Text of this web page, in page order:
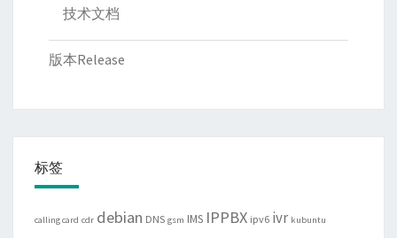
技术文档
版本Release
标签
calling card cdr debian DNS gsm IMS IPPBX ipv6 ivr kubuntu